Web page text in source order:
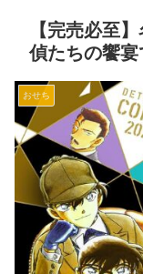
【完売必至
偵たちの饗宴
おせち